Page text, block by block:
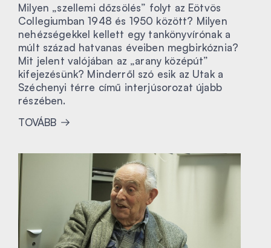
Milyen „szellemi dőzsölés” folyt az Eötvös
Collegiumban 1948 és 1950 között? Milyen
nehézségekkel kellett egy tankönyvírónak a
múlt század hatvanas éveiben megbirkóznia?
Mit jelent valójában az „arany középút”
kifejezésünk? Minderről szó esik az Utak a
Széchenyi térre című interjúsorozat újabb
részében.
TOVÁBB